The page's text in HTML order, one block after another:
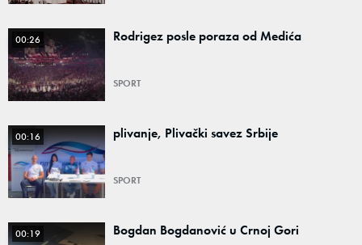
00:26 Rodrigez posle poraza od Medića
SPORT
00:16 plivanje, Plivački savez Srbije
SPORT
00:19 Bogdan Bogdanović u Crnoj Gori